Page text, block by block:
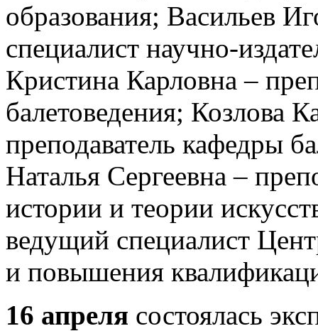
образования; Васильев
специалист научно-
Кристина Карловна –
балетоведения; Козлова
преподаватель кафедры
Наталья Сергеевна –
истории и теории
ведущий специалист
и повышения
16 апреля состоялась